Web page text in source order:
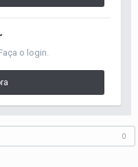
o login.
0